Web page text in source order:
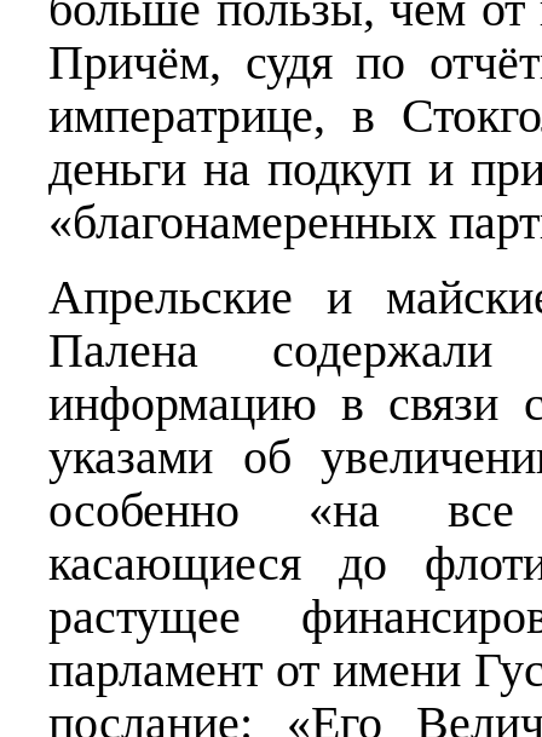
Причём, судя по
императрице, в
деньги на подкуп и
«благонамеренных
Апрельские и
Палена
информацию в связи
указами об
особенно «на все
касающиеся до
растущее
парламент от имени
послание: «Его